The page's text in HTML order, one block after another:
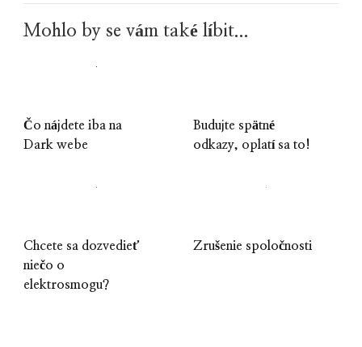
Mohlo by se vám také líbit...
Čo nájdete iba na
Dark webe
Budujte spätné
odkazy, oplatí sa to!
Chcete sa dozvedieť
niečo o
elektrosmogu?
Zrušenie spoločnosti